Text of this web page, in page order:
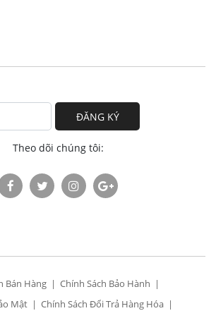
ĐĂNG KÝ
Theo dõi chúng tôi:
Bán Hàng
Chính Sách Bảo Hành
Mật
Chính Sách Đổi Trả Hàng Hóa